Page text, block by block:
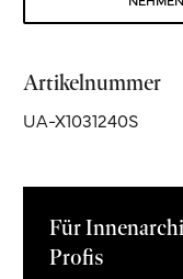
Artikelnummer
UA-X1031240S
Für
Profis